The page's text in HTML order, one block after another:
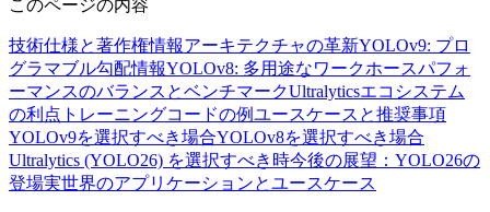
このページの内容
技術仕様と著作権情報アーキテクチャの革新YOLOv9: プロ
グラマブル勾配情報YOLOv8: 多用途なワークホースパフォ
ーマンスのバランスとベンチマークUltralyticsエコシステム
の利点 トレーニングコードの例ユースケースと推奨事項
YOLOv9を選択すべき場合YOLOv8を選択すべき場合
Ultralytics (YOLO26) を選択すべき時今後の展望：YOLO26の
登場実世界のアプリケーションとユースケース